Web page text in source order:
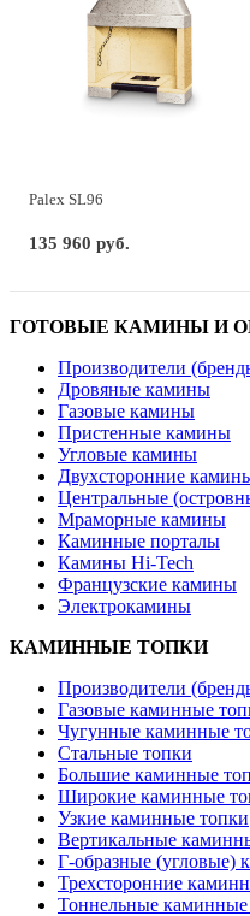
Palex SL96
135 960 руб.
ГОТОВЫЕ КАМИНЫ И
Производители
Дровяные камины
Газовые камины
Пристенные камины
Угловые камины
Двухсторонние
Центральные
Мраморные камины
Каминные порталы
Камины Hi-Tech
Французские камины
Электрокамины
КАМИННЫЕ ТОПКИ
Производители
Газовые каминные
Чугунные каминные
Стальные топки
Большие каминные
Широкие каминные
Узкие каминные топки
Вертикальные
Г-образные (угловые)
Трехсторонние
Тоннельные каминные